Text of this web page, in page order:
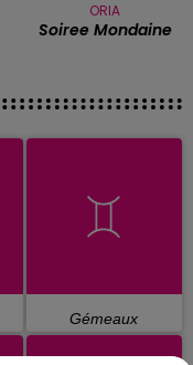
ORIA
Soiree Mondaine
Gémeaux